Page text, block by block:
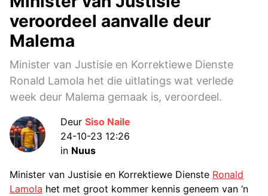
veroordeel aanvalle deur
Malema
Minister van Justisie en Korrektiewe Dienste
Ronald Lamola het die uitlatings wat verlede
week deur Malema gemaak is, veroordeel.
Deur Siso Naile
24-10-23 12:26
in Nuus
Minister van Justisie en Korrektiewe Dienste Ronald
Lamola het met groot kommer kennis geneem van ‘n